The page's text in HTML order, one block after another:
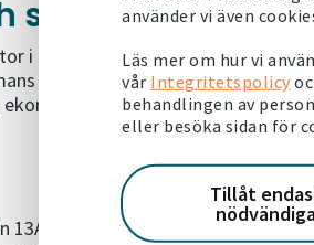
använder vi även
Läs mer om hur vi
vår Integritetspolicy
behandlingen av
eller besöka sidan för
Tillåt
stödfunktioner
i bostadsområdena har vi kontor
med avdelningar för projekt och
förvärv, personal,
201 20 Malmö